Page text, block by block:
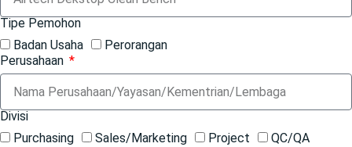
Tipe Pemohon
Badan Usaha
Perorangan
Perusahaan
Divisi
Purchasing
Sales/Marketing Project
QC/QA